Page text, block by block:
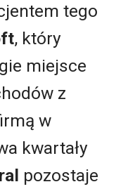
tego
, który
miejsce
z
w
kwartały
pozostaje